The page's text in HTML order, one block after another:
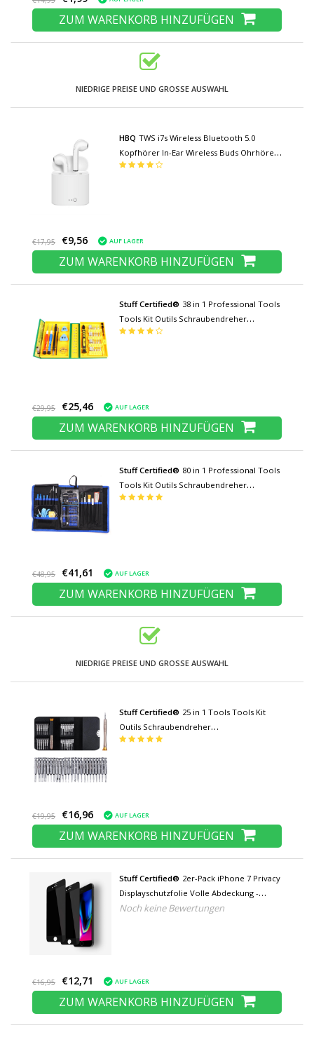
ZUM WARENKORB HINZUFÜGEN
NIEDRIGE PREISE UND GROSSE AUSWAHL
HBQ TWS i7s Wireless Bluetooth 5.0
Kopfhörer In-Ear Wireless Buds Ohrhörer
Ohrhörer Ohrhörer Weiß - Klarer Klang
€17,95 €9,56 AUF LAGER
ZUM WARENKORB HINZUFÜGEN
Stuff Certified® 38 in 1 Professional Tools
Tools Kit Outils Schraubendreher
Schraubendreher-Set - Für iPhone / iPad /
€29,95 €25,46 AUF LAGER
ZUM WARENKORB HINZUFÜGEN
Stuff Certified® 80 in 1 Professional Tools
Tools Kit Outils Schraubendreher
Schraubendreher-Set - Für iPhone / iPad /
€48,95 €41,61 AUF LAGER
ZUM WARENKORB HINZUFÜGEN
NIEDRIGE PREISE UND GROSSE AUSWAHL
Stuff Certified® 25 in 1 Tools Tools Kit
Outils Schraubendreher
Schraubendreher-Set - Für iPhone / iPad /
€19,95 €16,96 AUF LAGER
ZUM WARENKORB HINZUFÜGEN
Stuff Certified® 2er-Pack iPhone 7 Privacy
Displayschutzfolie Volle Abdeckung -
Gehärtete Glasfolie Gehärtete Glasgläser
Noch keine Bewertungen
€16,95 €12,71 AUF LAGER
ZUM WARENKORB HINZUFÜGEN